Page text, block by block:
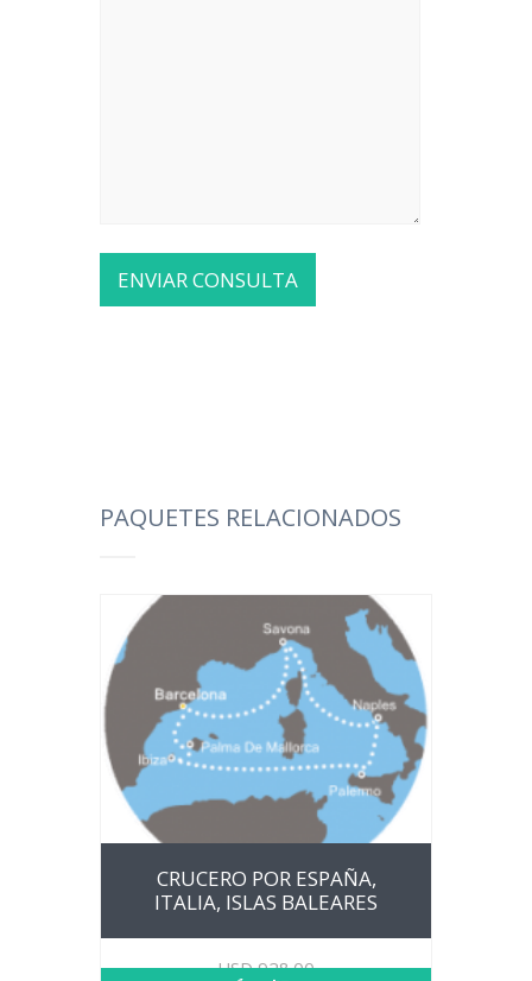
PAQUETES RELACIONADOS
CRUCERO POR ESPAÑA,
ITALIA, ISLAS BALEARES
USD928.00